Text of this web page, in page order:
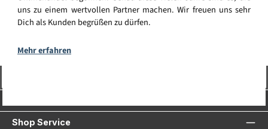
uns zu einem wertvollen Partner machen. Wir freuen uns sehr
Dich als Kunden begrüßen zu dürfen.
Mehr erfahren
Shop Service